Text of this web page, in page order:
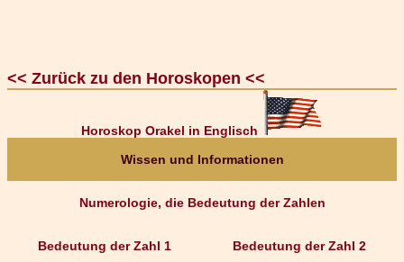
<< Zurück zu den Horoskopen <<
Horoskop Orakel in Englisch
Wissen und Informationen
Numerologie, die Bedeutung der Zahlen
Bedeutung der Zahl 1 Bedeutung der Zahl 2